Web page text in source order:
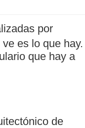
por
es lo que hay.
que hay a
de